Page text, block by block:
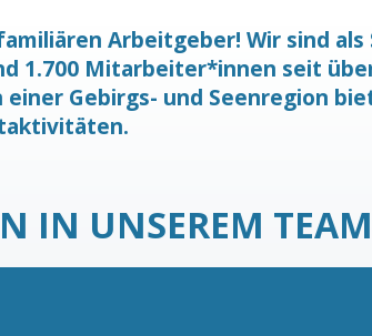
Arbeitgeber! Wir sind
1.700 Mitarbeiter*innen seit
Gebirgs- und Seenregion
IN UNSEREM